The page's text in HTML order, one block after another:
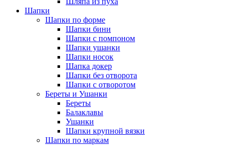
Шапки
Шапки по форме
Шапки бини
Шапки с помпоном
Шапки ушанки
Шапки носок
Шапка докер
Шапки без отворота
Шапки с отворотом
Береты и Ушанки
Береты
Балаклавы
Ушанки
Шапки крупной вязки
Шапки по маркам